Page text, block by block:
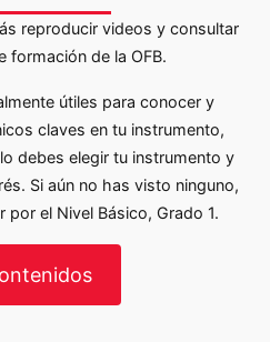
reproducir videos y consultar
formación de la OFB.
útiles para conocer y
claves en tu instrumento,
debes elegir tu instrumento y
Si aún no has visto ninguno,
por el Nivel Básico, Grado 1.